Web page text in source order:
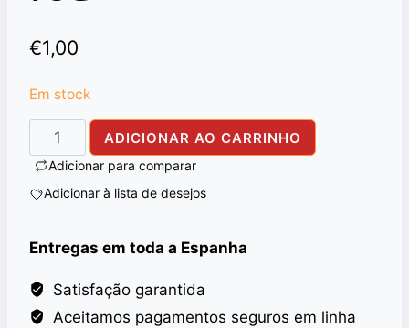
€1,00
Em stock
Quantidade
de
BISCUITS
78G
ADICIONAR AO CARRINHO
Adicionar para comparar
Adicionar à lista de desejos
Entregas em toda a Espanha
Satisfação garantida
Aceitamos pagamentos seguros em linha